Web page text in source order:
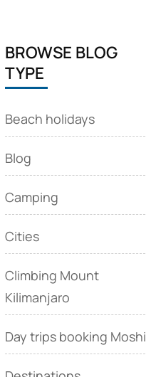
BROWSE BLOG
TYPE
Beach holidays
Blog
Camping
Cities
Climbing Mount
Kilimanjaro
Day trips booking Moshi